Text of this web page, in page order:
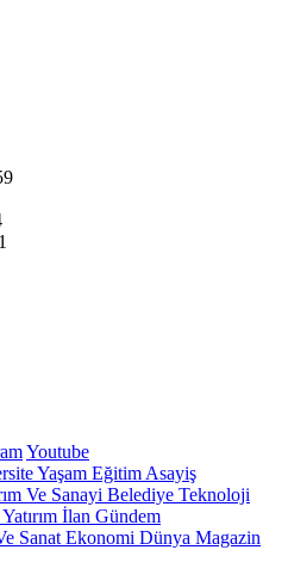
Youtube
Yaşam Eğitim Asayiş
Ve Sanayi Belediye Teknoloji
Yatırım İlan Gündem
Sanat Ekonomi Dünya Magazin